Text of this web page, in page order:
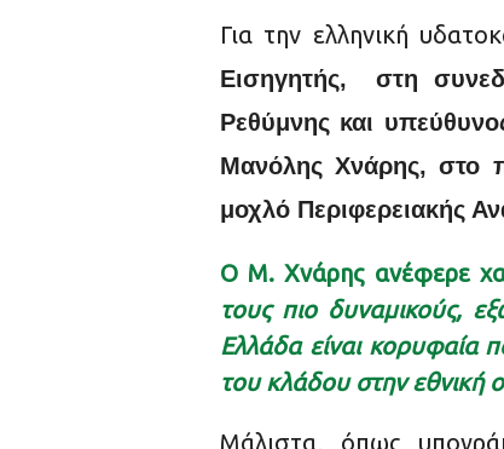
Για την ελληνική
Εισηγητής, στη
Ρεθύμνης και
Μανόλης Χνάρης, στο
μοχλό Περιφερειακής
Ο Μ. Χνάρης ανέφερε
τους πιο δυναμικούς,
Ελλάδα είναι κορυφαία
του κλάδου στην εθνική
Μάλιστα, όπως